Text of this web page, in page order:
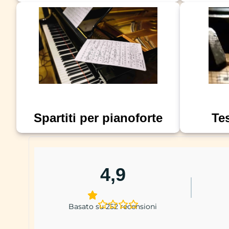
Spartiti per pianoforte
4,9
Basato su 252 recensioni